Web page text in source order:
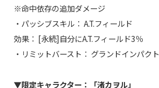
※命中依存の追加ダメージ
・パッシブスキル： A.T.フィールド
効果： [永続]自分にA.T.フィールド3％
・リミットバースト： グランドインパクト
▼限定キャラクター：「渚カヲル」